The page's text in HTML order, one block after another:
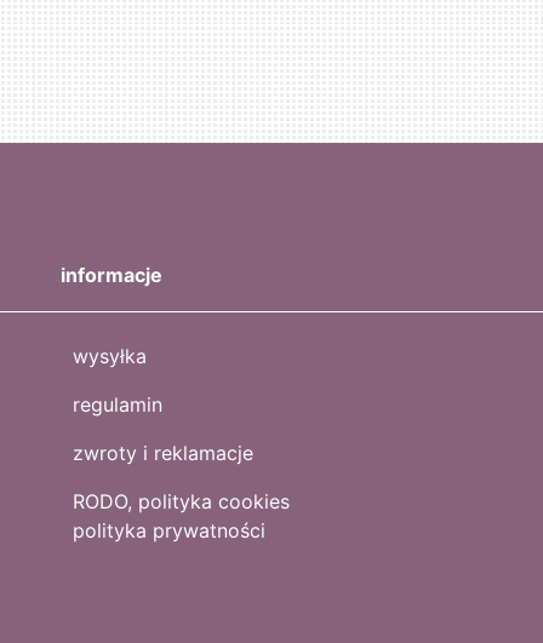
informacje
wysyłka
regulamin
zwroty i reklamacje
RODO, polityka cookies
polityka prywatności